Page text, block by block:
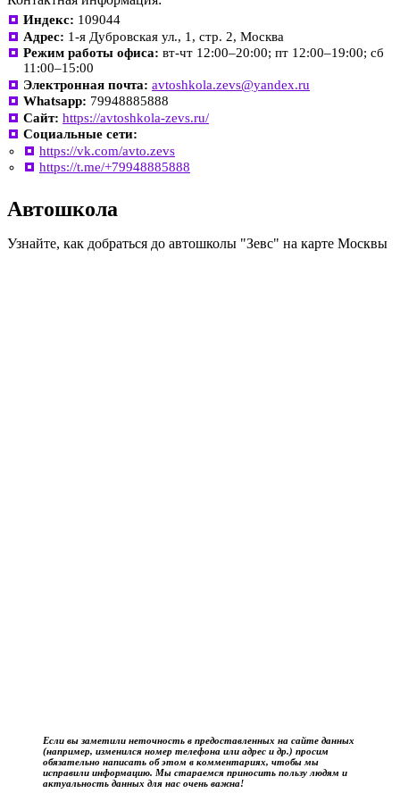
Индекс: 109044
Адрес: 1-я Дубровская ул., 1, стр. 2, Москва
Режим работы офиса: вт-чт 12:00–20:00; пт 12:00–19:00; сб
11:00–15:00
Электронная почта: avtoshkola.zevs@yandex.ru
Whatsapp: 79948885888
Сайт: https://avtoshkola-zevs.ru/
Социальные сети:
https://vk.com/avto.zevs
https://t.me/+79948885888
Автошкола
Узнайте, как добраться до автошколы "Зевс" на карте Москвы
Если вы заметили неточность в предоставленных на сайте данных
(например, изменился номер телефона или адрес и др.) просим
обязательно написать об этом в комментариях, чтобы мы
исправили информацию. Мы стараемся приносить пользу людям и
актуальность данных для нас очень важна!